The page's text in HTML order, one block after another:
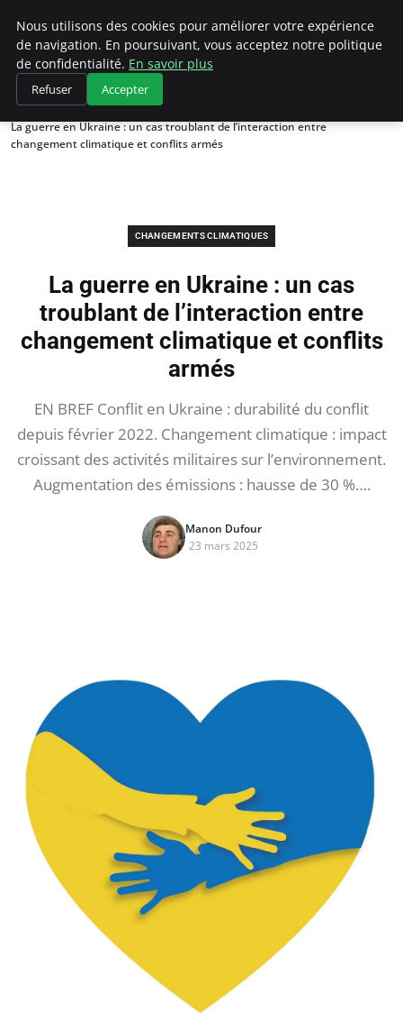
Climategatecountryclub.com
Accueil
Changements climatiques
La guerre en Ukraine : un cas troublant de l’interaction entre
changement climatique et conflits armés
CHANGEMENTS CLIMATIQUES
La guerre en Ukraine : un cas
troublant de l’interaction entre
changement climatique et conflits
armés
EN BREF Conflit en Ukraine : durabilité du conflit
depuis février 2022. Changement climatique : impact
croissant des activités militaires sur l’environnement.
Augmentation des émissions : hausse de 30 %….
Manon Dufour
23 mars 2025
Nous utilisons des cookies pour améliorer votre expérience
de navigation. En poursuivant, vous acceptez notre politique
de confidentialité. En savoir plus
Refuser Accepter